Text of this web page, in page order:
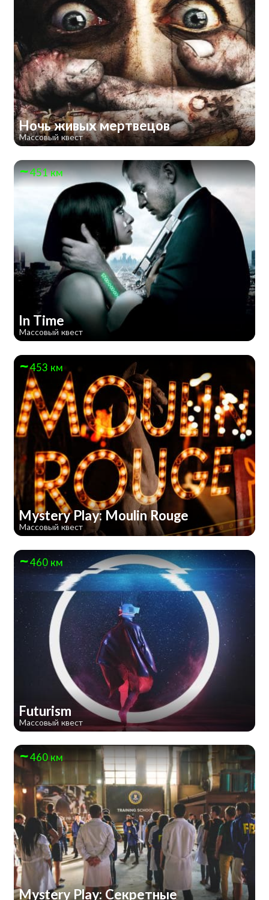
Ночь живых мертвецов
Массовый квест
451 км
In Time
Массовый квест
453 км
Mystery Play: Moulin Rouge
Массовый квест
460 км
Futurism
Массовый квест
460 км
Mystery Play: Секретные